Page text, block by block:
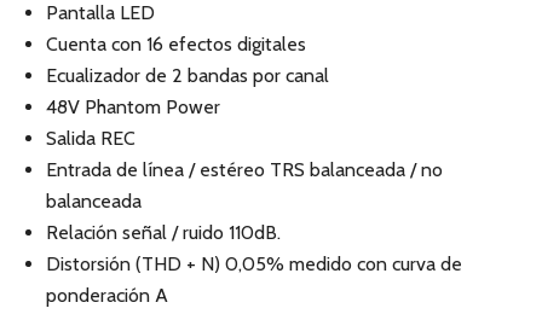
Pantalla LED
Cuenta con 16 efectos digitales
Ecualizador de 2 bandas por canal
48V Phantom Power
Salida REC
Entrada de línea / estéreo TRS balanceada / no
balanceada
Relación señal / ruido 110dB.
Distorsión (THD + N) 0,05% medido con curva de
ponderación A